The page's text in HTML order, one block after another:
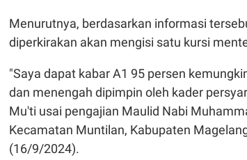
Menurutnya, berdasarkan informasi
diperkirakan akan mengisi satu kursi
"Saya dapat kabar A1 95 persen
dan menengah dipimpin oleh kader
Mu'ti usai pengajian Maulid Nabi
Kecamatan Muntilan, Kabupaten
(16/9/2024).